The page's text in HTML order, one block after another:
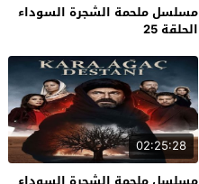
مسلسل ملحمة الشجرة السوداء
الحلقة 25
02:25:28